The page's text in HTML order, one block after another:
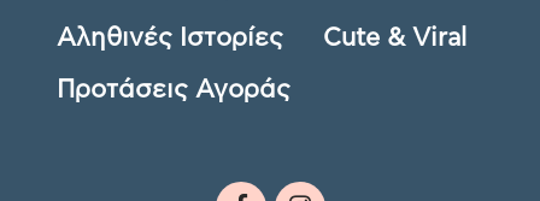
Αληθινές Ιστορίες Cute & Viral
Προτάσεις Αγοράς